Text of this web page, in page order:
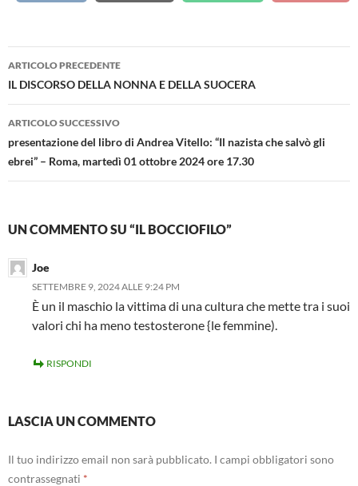
Navigazione
articolo
ARTICOLO PRECEDENTE
IL DISCORSO DELLA NONNA E DELLA SUOCERA
ARTICOLO SUCCESSIVO
presentazione del libro di Andrea Vitello: “Il nazista che salvò gli
ebrei” – Roma, martedì 01 ottobre 2024 ore 17.30
UN COMMENTO SU “IL BOCCIOFILO”
Joe
SETTEMBRE 9, 2024 ALLE 9:24 PM
È un il maschio la vittima di una cultura che mette tra i suoi
valori chi ha meno testosterone {le femmine).
RISPONDI
LASCIA UN COMMENTO
Il tuo indirizzo email non sarà pubblicato. I campi obbligatori sono
contrassegnati *